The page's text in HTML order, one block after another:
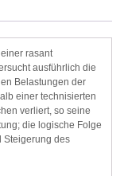
rasant
ausführlich die
Belastungen der
einer technisierten
verliert, so seine
die logische Folge
Steigerung des